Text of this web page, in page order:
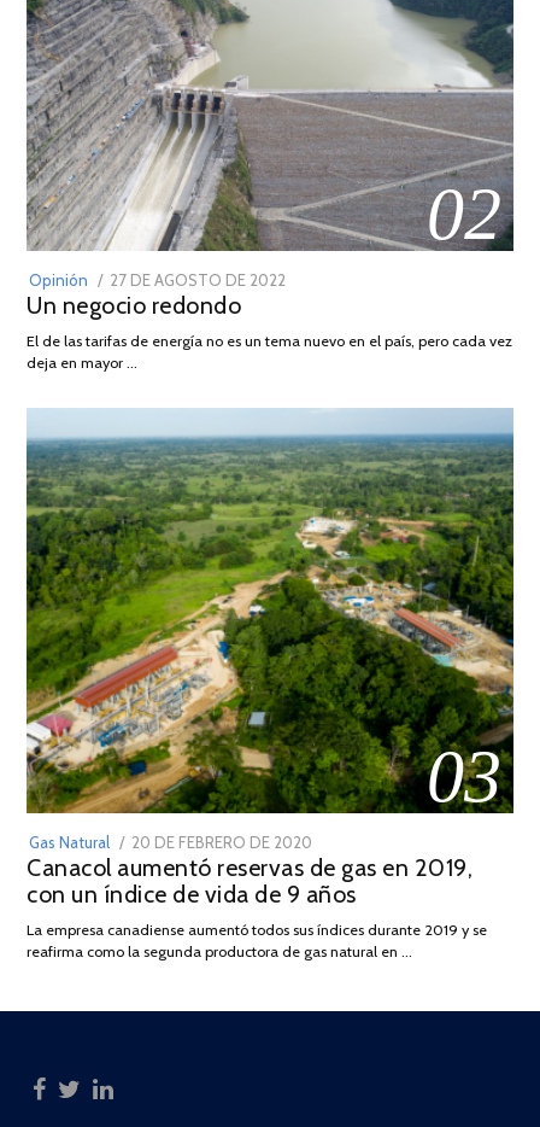
02
Opinión
POSTED
ON
27 DE AGOSTO DE 2022
DE
Un negocio redondo
El de las tarifas de energía no es un tema nuevo en el país, pero cada vez
deja en mayor …
03
Gas Natural
POSTED
ON
20 DE FEBRERO DE 2020
DE
JULIO
2025
Canacol aumentó reservas de gas en 2019,
con un índice de vida de 9 años
La empresa canadiense aumentó todos sus índices durante 2019 y se
reafirma como la segunda productora de gas natural en …